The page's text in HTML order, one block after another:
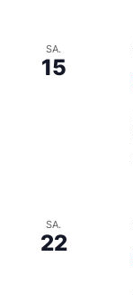
SA.
15
SA.
22